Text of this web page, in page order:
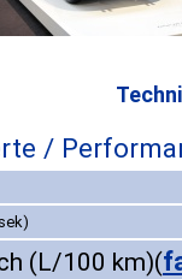
/
(L/100 km)(